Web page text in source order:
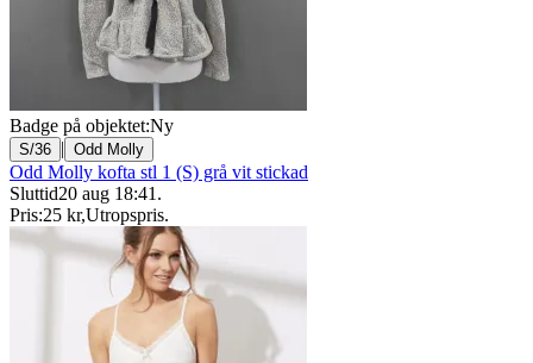
Badge på objektet:Ny
S/36 | Odd Molly
Odd Molly kofta stl 1 (S) grå vit stickad
Sluttid20 aug 18:41 .
Pris:25 kr,Utropspris.